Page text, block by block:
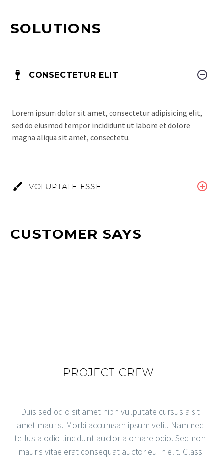
SOLUTIONS
CONSECTETUR ELIT
Lorem ipsum dolor sit amet, consectetur adipisicing elit,
sed do eiusmod tempor incididunt ut labore et dolore
magna aliqua sit amet, consectetu.
VOLUPTATE ESSE
CUSTOMER SAYS
PROJECT CREW
Duis sed odio sit amet nibh vulputate cursus a sit
amet mauris. Morbi accumsan ipsum velit. Nam nec
tellus a odio tincidunt auctor a ornare odio. Sed non
mauris vitae erat consequat auctor eu in elit. Class